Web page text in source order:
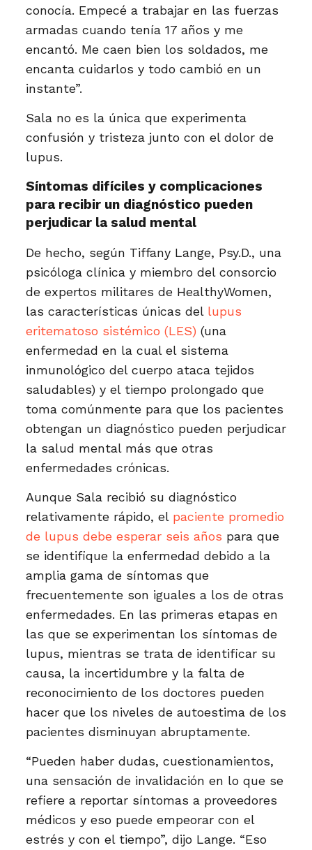
conocía. Empecé a trabajar en las fuerzas
armadas cuando tenía 17 años y me
encantó. Me caen bien los soldados, me
encanta cuidarlos y todo cambió en un
instante”.
Sala no es la única que experimenta
confusión y tristeza junto con el dolor de
lupus.
Síntomas difíciles y complicaciones
para recibir un diagnóstico pueden
perjudicar la salud mental
De hecho, según Tiffany Lange, Psy.D., una
psicóloga clínica y miembro del consorcio
de expertos militares de HealthyWomen,
las características únicas del lupus
eritematoso sistémico (LES) (una
enfermedad en la cual el sistema
inmunológico del cuerpo ataca tejidos
saludables) y el tiempo prolongado que
toma comúnmente para que los pacientes
obtengan un diagnóstico pueden perjudicar
la salud mental más que otras
enfermedades crónicas.
Aunque Sala recibió su diagnóstico
relativamente rápido, el paciente promedio
de lupus debe esperar seis años para que
se identifique la enfermedad debido a la
amplia gama de síntomas que
frecuentemente son iguales a los de otras
enfermedades. En las primeras etapas en
las que se experimentan los síntomas de
lupus, mientras se trata de identificar su
causa, la incertidumbre y la falta de
reconocimiento de los doctores pueden
hacer que los niveles de autoestima de los
pacientes disminuyan abruptamente.
“Pueden haber dudas, cuestionamientos,
una sensación de invalidación en lo que se
refiere a reportar síntomas a proveedores
médicos y eso puede empeorar con el
estrés y con el tiempo”, dijo Lange. “Eso